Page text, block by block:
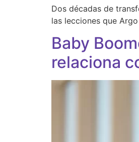
Dos décadas de
las lecciones que
Baby
relaciona